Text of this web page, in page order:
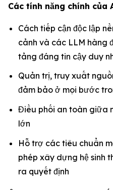
Các tính năng chính
Cách tiếp cận độc lập
cảnh và các LLM hàng
tảng đáng tin cậy duy
Quản trị, truy xuất
đảm bảo ở mọi bước
Điều phối an toàn giữa
lớn
Hỗ trợ các tiêu chuẩn
phép xây dựng hệ sinh
ra quyết định